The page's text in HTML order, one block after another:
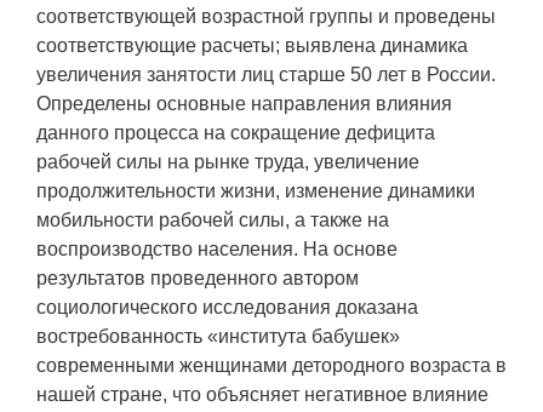
соответствующей возрастной группы и проведены
соответствующие расчеты; выявлена динамика
увеличения занятости лиц старше 50 лет в России.
Определены основные направления влияния
данного процесса на сокращение дефицита
рабочей силы на рынке труда, увеличение
продолжительности жизни, изменение динамики
мобильности рабочей силы, а также на
воспроизводство населения. На основе
результатов проведенного автором
социологического исследования доказана
востребованность «института бабушек»
современными женщинами детородного возраста в
нашей стране, что объясняет негативное влияние